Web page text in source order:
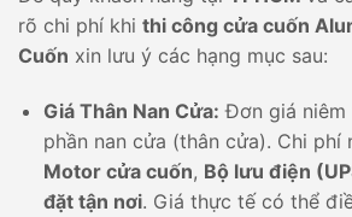
rõ chi phí khi thi công cửa cuốn
Cuốn xin lưu ý các hạng mục sau:
Giá Thân Nan Cửa: Đơn giá niêm
phần nan cửa (thân cửa). Chi phí
Motor cửa cuốn, Bộ lưu điện
đặt tận nơi. Giá thực tế có thể